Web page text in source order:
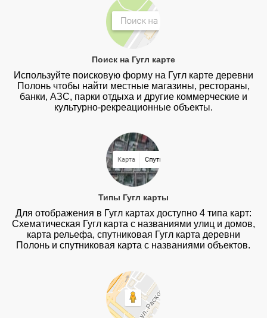
Поиск на Гугл карте
Используйте поисковую форму на Гугл карте деревни
Полонь чтобы найти местные магазины, рестораны,
банки, АЗС, парки отдыха и другие коммерческие и
культурно-рекреационные объекты.
Типы Гугл карты
Для отображения в Гугл картах доступно 4 типа карт:
Схематическая Гугл карта с названиями улиц и домов,
карта рельефа, спутниковая Гугл карта деревни
Полонь и спутниковая карта с названиями объектов.